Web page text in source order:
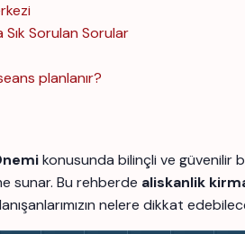
Sorulan Sorular
planlanır?
konusunda bilinçli ve güvenilir
sunar. Bu rehberde aliskanlik
nelere dikkat